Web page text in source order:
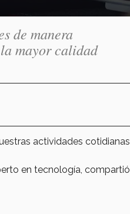
de manera
mayor calidad
actividades cotidianas,
en tecnología, compartió